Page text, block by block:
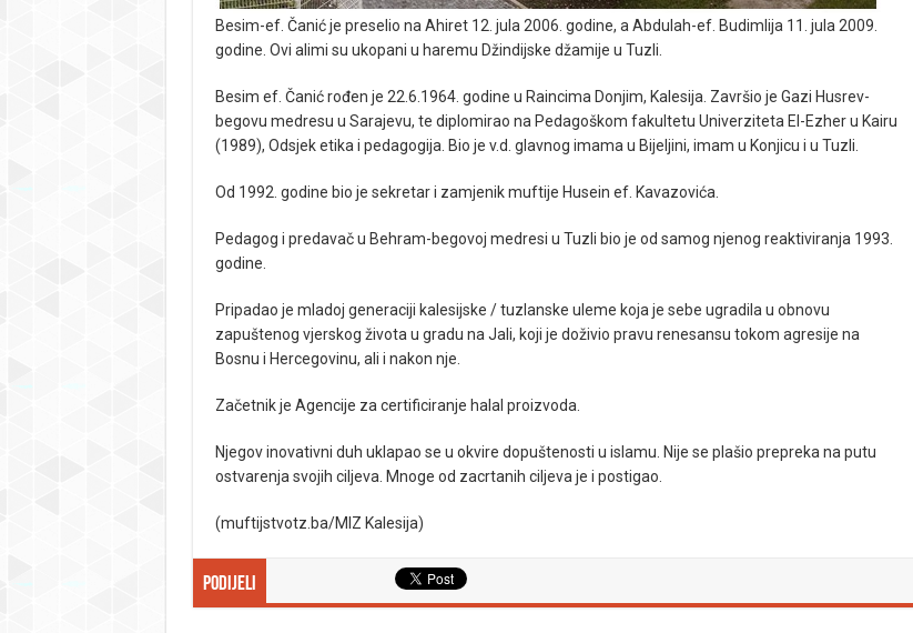
Besim-ef. Čanić je preselio na Ahiret 12. jula 2006. godine, a Abdulah-ef. Budimlija 11. jula 2009.
godine. Ovi alimi su ukopani u haremu Džindijske džamije u Tuzli.
Besim ef. Čanić rođen je 22.6.1964. godine u Raincima Donjim, Kalesija. Završio je Gazi Husrev-
begovu medresu u Sarajevu, te diplomirao na Pedagoškom fakultetu Univerziteta El-Ezher u Kairu
(1989), Odsjek etika i pedagogija. Bio je v.d. glavnog imama u Bijeljini, imam u Konjicu i u Tuzli.
Od 1992. godine bio je sekretar i zamjenik muftije Husein ef. Kavazovića.
Pedagog i predavač u Behram-begovoj medresi u Tuzli bio je od samog njenog reaktiviranja 1993.
godine.
Pripadao je mladoj generaciji kalesijske / tuzlanske uleme koja je sebe ugradila u obnovu
zapuštenog vjerskog života u gradu na Jali, koji je doživio pravu renesansu tokom agresije na
Bosnu i Hercegovinu, ali i nakon nje.
Začetnik je Agencije za certificiranje halal proizvoda.
Njegov inovativni duh uklapao se u okvire dopuštenosti u islamu. Nije se plašio prepreka na putu
ostvarenja svojih ciljeva. Mnoge od zacrtanih ciljeva je i postigao.
(muftijstvotz.ba/MIZ Kalesija)
Podijeli